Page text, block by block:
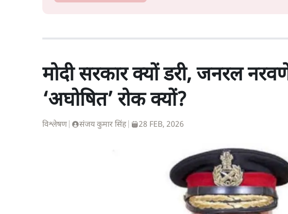
मोदी सरकार क्यों डरी, जनरल
‘अघोषित’ रोक क्यों?
विश्लेषण संजय कुमार सिंह 28 FEB, 2026